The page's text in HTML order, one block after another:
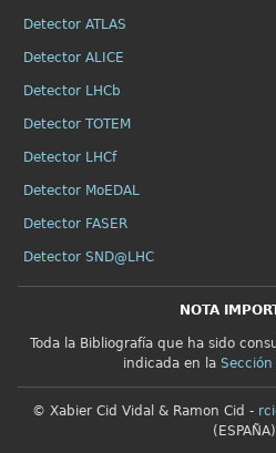
Detector ATLAS
Detector ALICE
Detector LHCb
Detector TOTEM
Detector LHCf
Detector MoEDAL
Detector FASER
Detector SND@LHC
NOTA
Toda la Bibliografía que ha sido
indicada en la Sección
© Xabier Cid Vidal & Ramon Cid -
(ESPAÑA) |